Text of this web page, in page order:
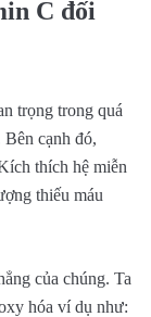
C đối
trọng trong quá
cạnh đó,
thích hệ miễn
thiếu máu
của chúng. Ta
hóa ví dụ như: